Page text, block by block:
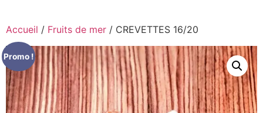
Accueil / Fruits de mer / CREVETTES 16/20
Promo !